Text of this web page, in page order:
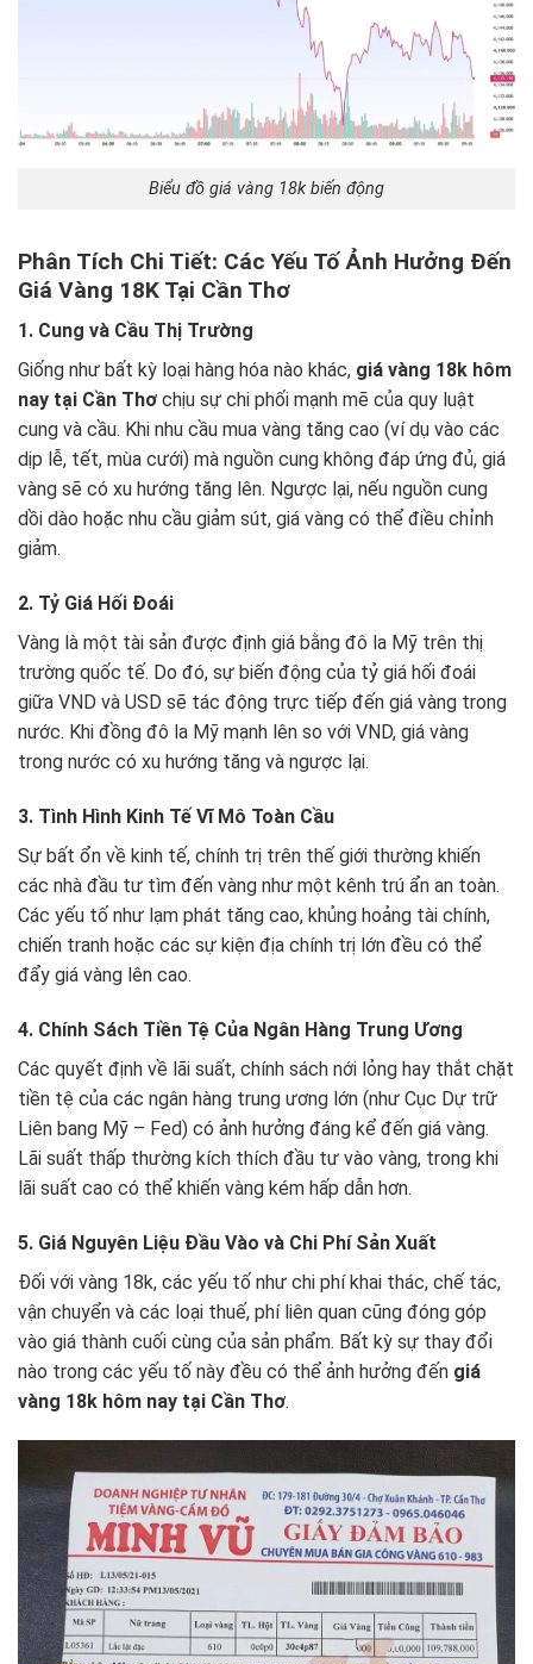
Biểu đồ giá vàng 18k biến động
Phân Tích Chi Tiết: Các Yếu Tố Ảnh Hưởng Đến
Giá Vàng 18K Tại Cần Thơ
1. Cung và Cầu Thị Trường
Giống như bất kỳ loại hàng hóa nào khác, giá vàng 18k hôm
nay tại Cần Thơ chịu sự chi phối mạnh mẽ của quy luật
cung và cầu. Khi nhu cầu mua vàng tăng cao (ví dụ vào các
dịp lễ, tết, mùa cưới) mà nguồn cung không đáp ứng đủ, giá
vàng sẽ có xu hướng tăng lên. Ngược lại, nếu nguồn cung
dồi dào hoặc nhu cầu giảm sút, giá vàng có thể điều chỉnh
giảm.
2. Tỷ Giá Hối Đoái
Vàng là một tài sản được định giá bằng đô la Mỹ trên thị
trường quốc tế. Do đó, sự biến động của tỷ giá hối đoái
giữa VND và USD sẽ tác động trực tiếp đến giá vàng trong
nước. Khi đồng đô la Mỹ mạnh lên so với VND, giá vàng
trong nước có xu hướng tăng và ngược lại.
3. Tình Hình Kinh Tế Vĩ Mô Toàn Cầu
Sự bất ổn về kinh tế, chính trị trên thế giới thường khiến
các nhà đầu tư tìm đến vàng như một kênh trú ẩn an toàn.
Các yếu tố như lạm phát tăng cao, khủng hoảng tài chính,
chiến tranh hoặc các sự kiện địa chính trị lớn đều có thể
đẩy giá vàng lên cao.
4. Chính Sách Tiền Tệ Của Ngân Hàng Trung Ương
Các quyết định về lãi suất, chính sách nới lỏng hay thắt chặt
tiền tệ của các ngân hàng trung ương lớn (như Cục Dự trữ
Liên bang Mỹ – Fed) có ảnh hưởng đáng kể đến giá vàng.
Lãi suất thấp thường kích thích đầu tư vào vàng, trong khi
lãi suất cao có thể khiến vàng kém hấp dẫn hơn.
5. Giá Nguyên Liệu Đầu Vào và Chi Phí Sản Xuất
Đối với vàng 18k, các yếu tố như chi phí khai thác, chế tác,
vận chuyển và các loại thuế, phí liên quan cũng đóng góp
vào giá thành cuối cùng của sản phẩm. Bất kỳ sự thay đổi
nào trong các yếu tố này đều có thể ảnh hưởng đến giá
vàng 18k hôm nay tại Cần Thơ.